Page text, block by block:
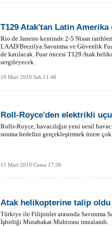
T129 Atak'tan Latin Amerika
Rio de Janeiro kentinde 2-5 Nisan
LAAD/Brezilya Savunma ve Güvenlik
de katılacak. Fuar öncesi T129 Atak
sergileyecek.
19 Mart 2019 Salı 11:40
Roll-Royce'den elektrikli
Rolls-Royce, havacılığın yeni nesil
sunma hedefini gerçekleştirmek üzere
15 Mart 2019 Cuma 17:38
Atak helikopterine talip oldu
Türkiye ile Filipinler arasında Savunma
İşbirliği Mutabakat Muhtırası imzalandı.